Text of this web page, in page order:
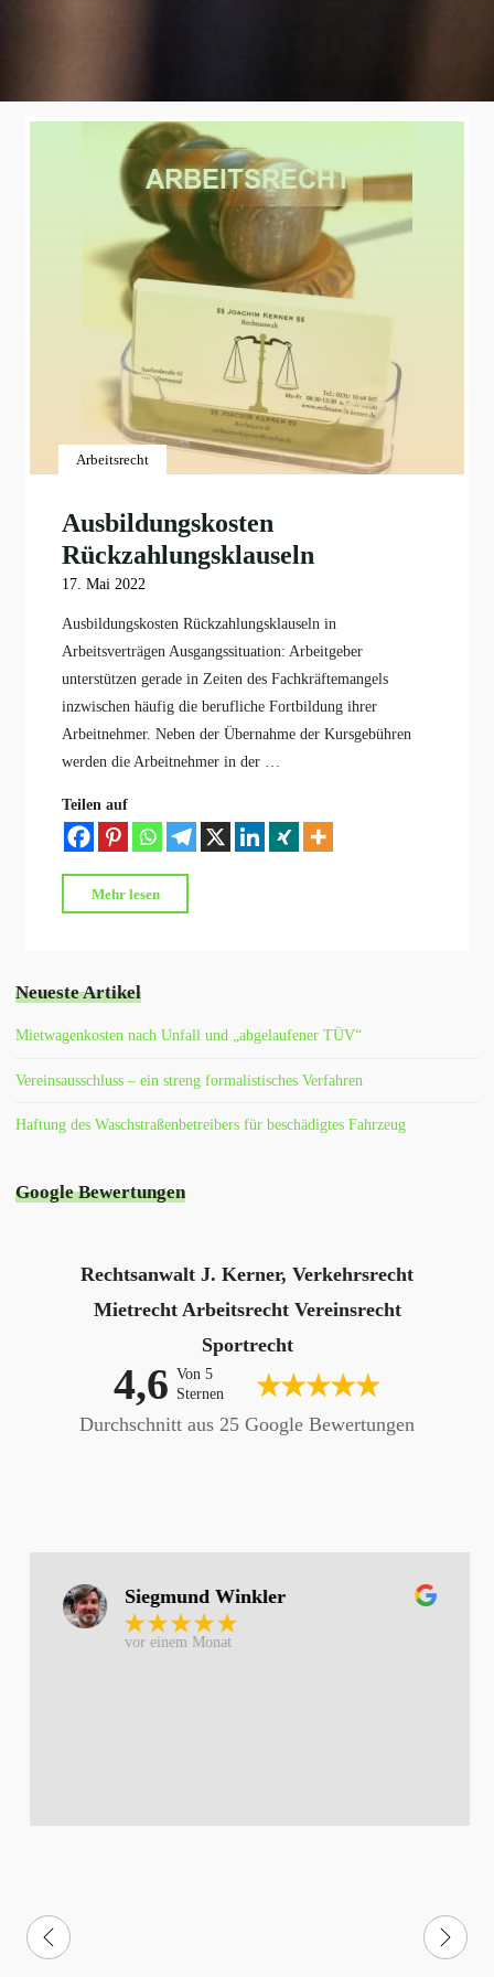
Arbeitsrecht
Ausbildungskosten
Rückzahlungsklauseln
17. Mai 2022
Ausbildungskosten Rückzahlungsklauseln in
Arbeitsverträgen Ausgangssituation: Arbeitgeber
unterstützen gerade in Zeiten des Fachkräftemangels
inzwischen häufig die berufliche Fortbildung ihrer
Arbeitnehmer. Neben der Übernahme der Kursgebühren
werden die Arbeitnehmer in der …
Teilen auf
Mehr lesen
Neueste Artikel
Mietwagenkosten nach Unfall und „abgelaufener TÜV“
Vereinsausschluss – ein streng formalistisches Verfahren
Haftung des Waschstraßenbetreibers für beschädigtes Fahrzeug
Google Bewertungen
Rechtsanwalt J. Kerner, Verkehrsrecht
Mietrecht Arbeitsrecht Vereinsrecht
Sportrecht
4,6 Von 5
Sternen
Durchschnitt aus 25 Google Bewertungen
Siegmund Winkler
vor einem Monat